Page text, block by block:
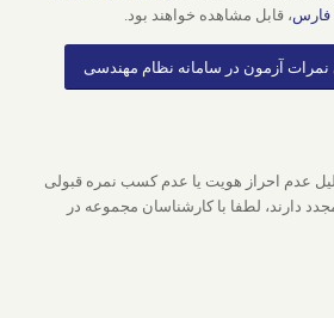
فارس، قابل مشاهده خواهند بود.
آزمون در سامانه نظام مهندسی
عدم احراز هویت یا عدم کسب نمره قبولی
دارند، لطفا با کارشناسان مجموعه در